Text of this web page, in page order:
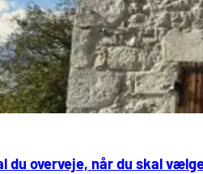
du overveje, når du skal